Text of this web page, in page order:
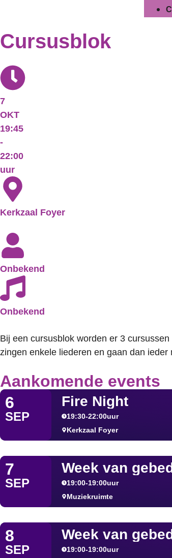
Cursusblok
7
OKT
19:45
-
22:00
uur
Kerkzaal Foyer
Onbekend
Onbekend
Bij een cursusblok worden er 3
zingen enkele liederen en gaan dan ieder
Aankomende events
6
SEP
Fire Night
19:30-22:00uur
Kerkzaal Foyer
7
SEP
Week van
19:00-19:00uur
Muziekruimte
8
SEP
Week van
19:00-19:00uur